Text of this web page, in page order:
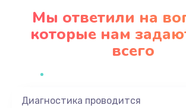
Заказать
Замена клапана
Мы ответили на
которые нам
всего
Диагностика проводится